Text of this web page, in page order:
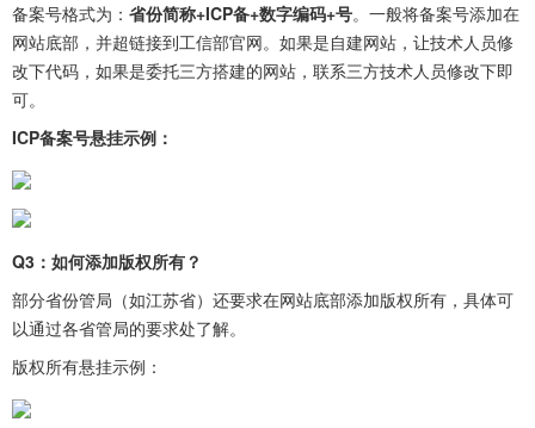
备案号格式为： 省份简称+ICP备+数字编码+号。一般将备案号添加在
网站底部，并超链接到工信部官网。如果是自建网站，让技术人员修
改下代码，如果是委托三方搭建的网站，联系三方技术人员修改下即
可。
ICP备案号悬挂示例：
Q3：如何添加版权所有？
部分省份管局（如江苏省）还要求在网站底部添加版权所有，具体可
以通过各省管局的要求处了解。
版权所有悬挂示例：